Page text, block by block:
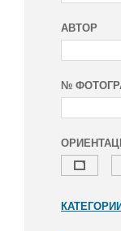
АВТОР
№
КАТЕГОРИИ